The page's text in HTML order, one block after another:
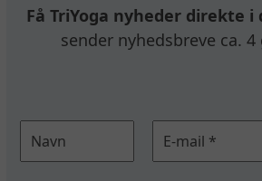
Få TriYoga nyheder direkte
sender nyhedsbreve ca.